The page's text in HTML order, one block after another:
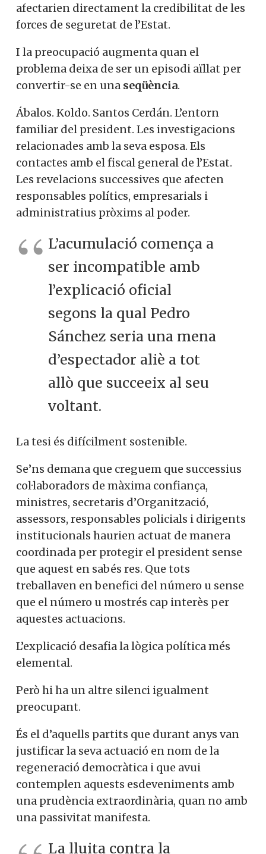
afectarien directament la credibilitat de les
forces de seguretat de l’Estat.
I la preocupació augmenta quan el
problema deixa de ser un episodi aïllat per
convertir-se en una seqüència.
Ábalos. Koldo. Santos Cerdán. L’entorn
familiar del president. Les investigacions
relacionades amb la seva esposa. Els
contactes amb el fiscal general de l’Estat.
Les revelacions successives que afecten
responsables polítics, empresarials i
administratius pròxims al poder.
L’acumulació comença a
ser incompatible amb
l’explicació oficial
segons la qual Pedro
Sánchez seria una mena
d’espectador aliè a tot
allò que succeeix al seu
voltant.
La tesi és difícilment sostenible.
Se’ns demana que creguem que successius
col·laboradors de màxima confiança,
ministres, secretaris d’Organització,
assessors, responsables policials i dirigents
institucionals haurien actuat de manera
coordinada per protegir el president sense
que aquest en sabés res. Que tots
treballaven en benefici del número u sense
que el número u mostrés cap interès per
aquestes actuacions.
L’explicació desafia la lògica política més
elemental.
Però hi ha un altre silenci igualment
preocupant.
És el d’aquells partits que durant anys van
justificar la seva actuació en nom de la
regeneració democràtica i que avui
contemplen aquests esdeveniments amb
una prudència extraordinària, quan no amb
una passivitat manifesta.
La lluita contra la